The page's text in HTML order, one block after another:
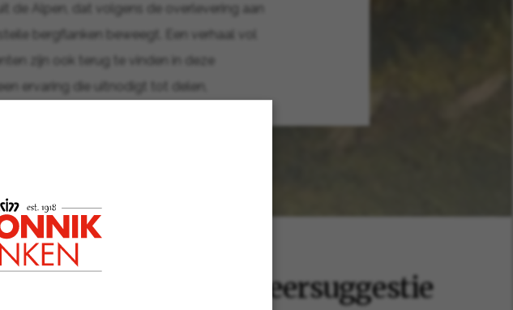
de Alpen, dat volgens de overlevering aan
bergflanken beweegt. Een verhaal vol
zijn ook terug te vinden in deze
ervaring die uitnodigt tot delen,
Smaak en serveersuggestie